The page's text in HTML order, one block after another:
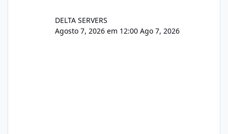
DELTA SERVERS
Agosto 7, 2026 em 12:00 Ago 7, 2026